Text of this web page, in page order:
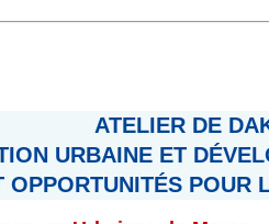
ATELIER DE
URBAINE ET
OPPORTUNITÉS POUR